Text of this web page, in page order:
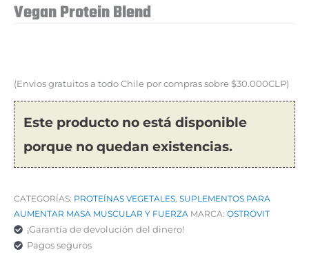
Vegan Protein Blend
(Envios gratuitos a todo Chile por compras sobre $30.000CLP)
Este producto no está disponible
porque no quedan existencias.
CATEGORÍAS: PROTEÍNAS VEGETALES SUPLEMENTOS PARA
AUMENTAR MASA MUSCULAR Y FUERZA MARCA: OSTROVIT
¡Garantía de devolución del dinero!
Pagos seguros